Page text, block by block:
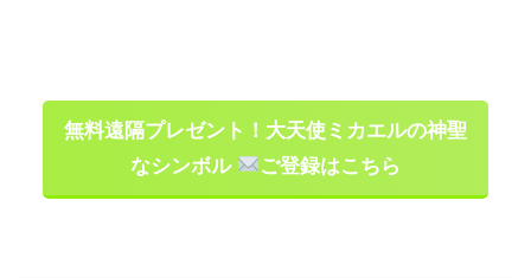
無料遠隔プレゼント！大天使ミカエルの神聖
なシンボル
ご登録はこちら